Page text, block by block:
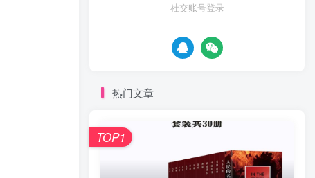
社交账号登录
热门文章
TOP1